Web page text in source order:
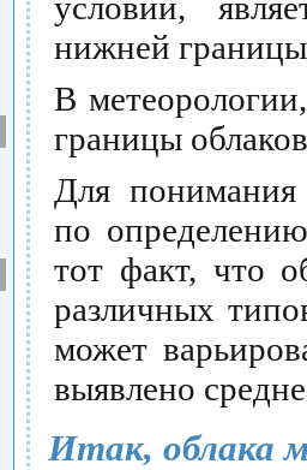
нижней
В
границы
Для понимания
по
тот факт, что
различных
может
выявлено
Итак, облака